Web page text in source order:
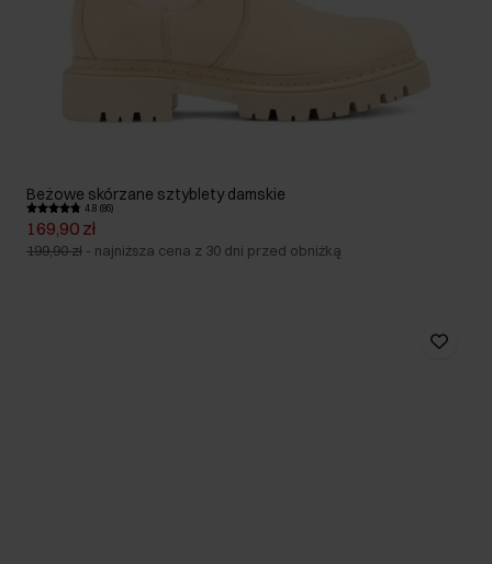
Beżowe skórzane sztyblety damskie
4.8 (86)
169,90 zł
199,90 zł - najniższa cena z 30 dni przed obniżką